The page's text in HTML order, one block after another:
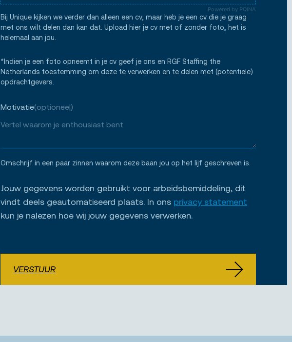
Powered by PQINA
Bij Unique kijken we verder dan alleen een cv, maar heb je een cv die je graag
met ons wilt delen dan kan dat. Upload hier je cv met of zonder foto, het is
helemaal aan jou.
*Indien je een foto opneemt in je cv geef je ons en RGF Staffing the
Netherlands toestemming om deze te verwerken en te delen met (potentiële)
opdrachtgevers.
Motivatie(optioneel)
Omschrijf in een paar zinnen waarom deze baan jou op het lijf geschreven is.
Jouw gegevens worden gebruikt voor arbeidsbemiddeling, dit
vindt deels geautomatiseerd plaats. In ons privacy statement
kun je nalezen hoe wij jouw gegevens verwerken.
VERSTUUR